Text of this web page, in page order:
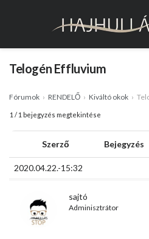
Telogén Effluvium
Fórumok › RENDELŐ › Kiváltó okok ›
1 / 1 bejegyzés megtekintése
Szerző Bejegyzés
2020.04.22.-15:32
sajtó
Adminisztrátor